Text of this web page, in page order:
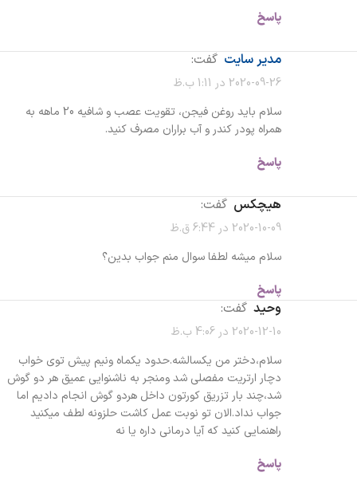
پاسخ
مدیر سایت گفت:
2020-09-26 در 1:11 ب.ظ
سلام باید روغن فیجن، تقویت عصب و شافیه 20 ماهه به
همراه پودر کندر و آب براران مصرف کنید.
پاسخ
هیچکس گفت:
2020-10-09 در 6:44 ق.ظ
سلام میشه لطفا سوال منم جواب بدین؟
پاسخ
وحید گفت:
2020-12-10 در 4:06 ب.ظ
سلام،دختر من یکسالشه.حدود یکماه ونیم پیش توی خواب
دچار ارتریت مفصلی شد ومنجر به ناشنوایی عمیق هر دو گوش
شد،چند بار تزریق کورتون داخل هردو گوش انجام دادیم اما
جواب نداد.الان تو نوبت عمل کاشت حلزونه لطف میکنید
راهنمایی کنید که آیا درمانی داره یا نه
پاسخ